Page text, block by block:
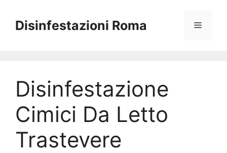
contenuto
Disinfestazioni Roma Menu
Disinfestazione
Cimici Da Letto
Trastevere